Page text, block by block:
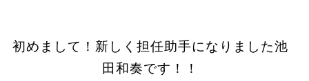
初めまして！新しく担任助手になりました池
田和奏です！！